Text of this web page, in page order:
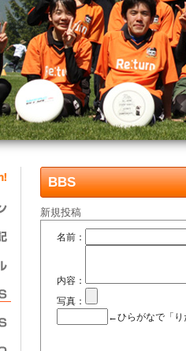
BBS
新規投稿
名前：
内容：
写真：
←ひらがなで「り